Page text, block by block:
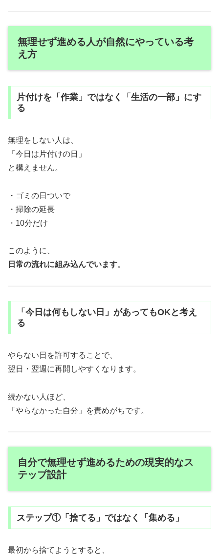
無理せず進める人が自然にやっている考
え方
片付けを「作業」ではなく「生活の一部」にす
る
無理をしない人は、
「今日は片付けの日」
と構えません。
・ゴミの日ついで
・掃除の延長
・10分だけ
このように、
日常の流れに組み込んでいます。
「今日は何もしない日」があってもOKと考え
る
やらない日を許可することで、
翌日・翌週に再開しやすくなります。
続かない人ほど、
「やらなかった自分」を責めがちです。
自分で無理せず進めるための現実的なス
テップ設計
ステップ①「捨てる」ではなく「集める」
最初から捨てようとすると、